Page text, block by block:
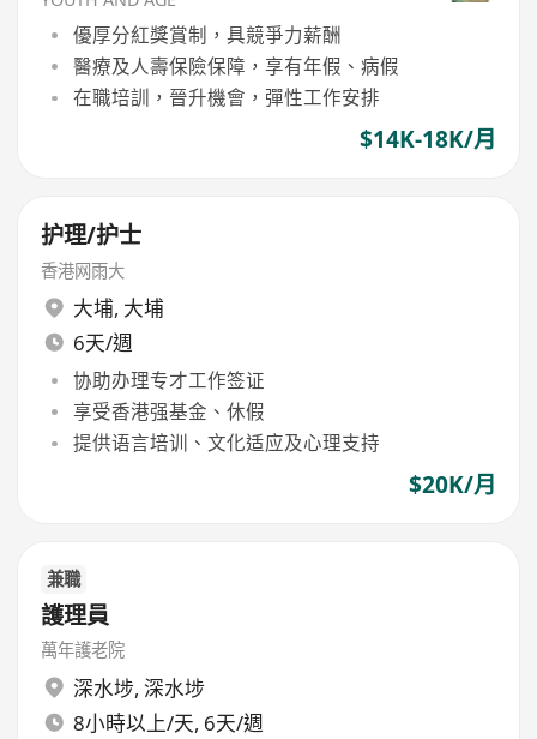
優厚分紅獎賞制，具競爭力薪酬
醫療及人壽保險保障，享有年假、病假
在職培訓，晉升機會，彈性工作安排
$14K-18K/月
护理/护士
香港网雨大
大埔, 大埔
6天/週
协助办理专才工作签证
享受香港强基金、休假
提供语言培训、文化适应及心理支持
$20K/月
兼職
護理員
萬年護老院
深水埗, 深水埗
8小時以上/天, 6天/週